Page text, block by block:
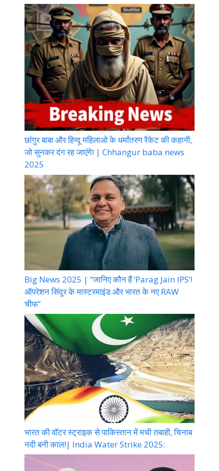
छांगुर बाबा और हिन्दू महिलाओ के धर्मांतरण रैकेट की कहानी,
जो सुनकर दंग रह जाएंगे! | Chhangur baba news
2025
Big News 2025 | “जानिए कौन हैं ‘Parag Jain IPS’!
ऑपरेशन सिंदूर के मास्टरमाइंड और भारत के नए RAW
चीफ”
भारत की वॉटर स्ट्राइक से पाकिस्तान में मची तबाही, चिनाब
नदी बनी काल!| India Water Strike 2025: